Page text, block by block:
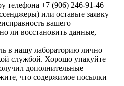
телефона +7 (906) 246-91-46
или оставьте заявку
вашего
ли восстановить данные,
в нашу лабораторию лично
службой. Хорошо упакуйте
дополнительные
что содержимое посылки